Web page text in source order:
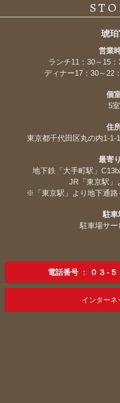
琥珀
営業
ランチ11：30～15：
ディナー17：30～22
個
5室
住
東京都千代田区丸の内1-
最寄
地下鉄「大手町駅」
JR「東京駅」
※「東京駅」より地下通路
駐車
駐車場サー
電話番号 ： ０３-
インターネ